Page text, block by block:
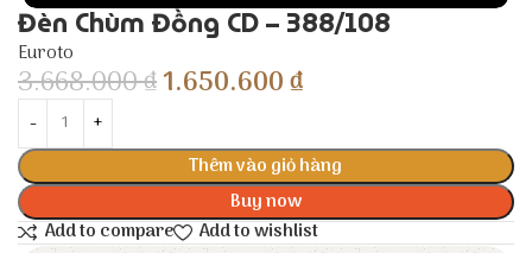
Đèn Chùm Đồng CD – 388/108
Euroto
3.668.000₫1.650.600₫
Thêm vào giỏ hàng
Buy now
Add to compare
Add to wishlist